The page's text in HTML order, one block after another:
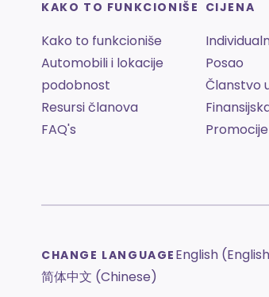
KAKO TO FUNKCIONIŠE
Kako to funkcioniše
Automobili i lokacije
podobnost
Resursi članova
FAQ's
CIJENA
Posao
Članstvo
Promocije
CHANGE LANGUAGE English
简体中文 (Chinese)